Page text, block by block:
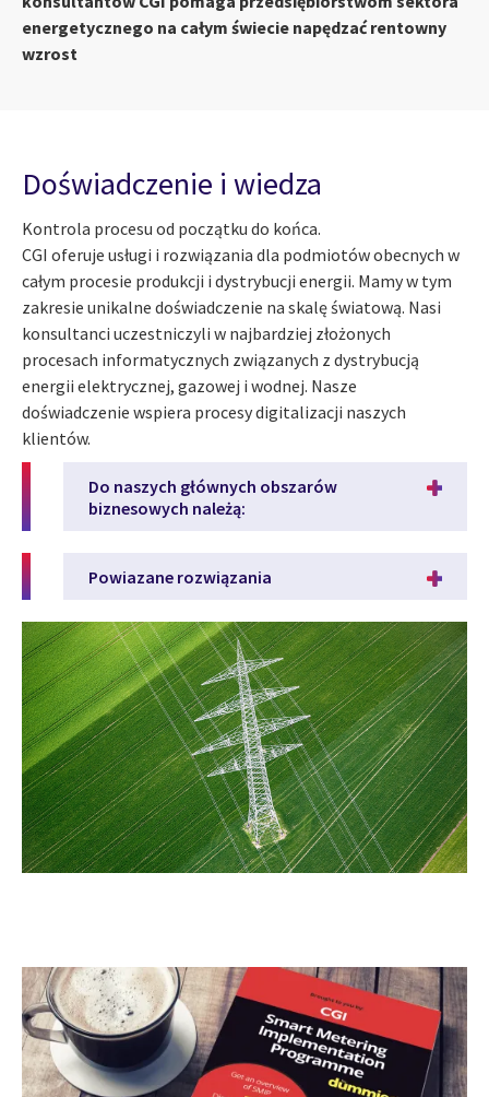
energetycznego na całym świecie napędzać rentowny
wzrost
Doświadczenie i wiedza
Kontrola procesu od początku do końca.
CGI oferuje usługi i rozwiązania dla podmiotów obecnych w
całym procesie produkcji i dystrybucji energii. Mamy w tym
zakresie unikalne doświadczenie na skalę światową. Nasi
konsultanci uczestniczyli w najbardziej złożonych
procesach informatycznych związanych z dystrybucją
energii elektrycznej, gazowej i wodnej. Nasze
doświadczenie wspiera procesy digitalizacji naszych
klientów.
Do naszych głównych obszarów
biznesowych należą:
Powiazane rozwiązania